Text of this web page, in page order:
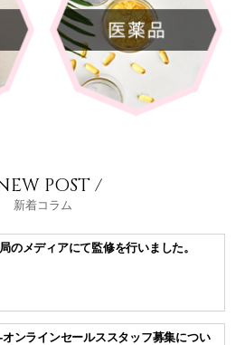
POST /
新着コラム
のメディアにて監修を行いました。
ンラインセールススタッフ募集につい